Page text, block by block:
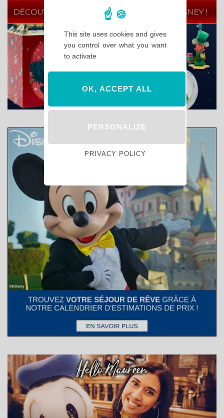
This site uses cookies and gives
you control over what you want
to activate
OK, ACCEPT ALL
PERSONALIZE
PRIVACY POLICY